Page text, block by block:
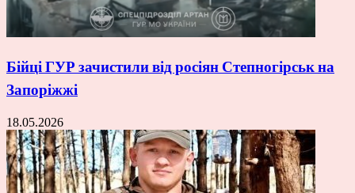
Бійці ГУР зачистили від росіян Степногірськ на
Запоріжжі
18.05.2026